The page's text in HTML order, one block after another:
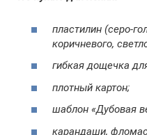
пластилин (серо-
коричневого,
гибкая дощечка
плотный картон;
шаблон «Дубовая
карандаши,